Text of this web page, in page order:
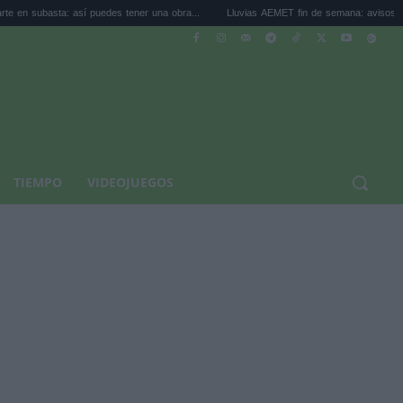
así puedes tener una obra... Lluvias AEMET fin de semana: avisos por tormentas
TIEMPO VIDEOJUEGOS